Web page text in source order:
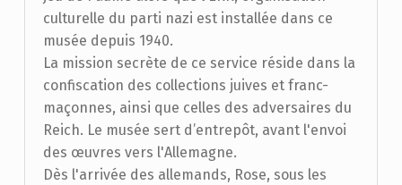
culturelle du parti nazi est installée dans ce
musée depuis 1940.
La mission secrète de ce service réside dans la
confiscation des collections juives et franc-
maçonnes, ainsi que celles des adversaires du
Reich. Le musée sert d’entrepôt, avant l'envoi
des œuvres vers l'Allemagne.
Dès l'arrivée des allemands, Rose, sous les